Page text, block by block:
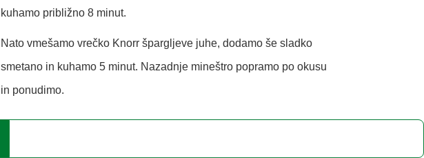
kuhamo približno 8 minut.
Nato vmešamo vrečko Knorr špargljeve juhe, dodamo še sladko
smetano in kuhamo 5 minut. Nazadnje mineštro popramo po okusu
in ponudimo.